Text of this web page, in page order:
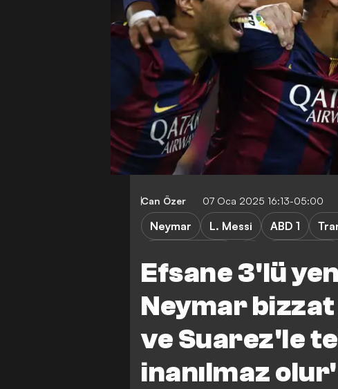
Can Özer 07 Oca 2025 16:13-05:00
Efsane 3'lü
Neymar bizzat
ve Suarez'le
inanılmaz olur'
Neymar L. Messi ABD 1